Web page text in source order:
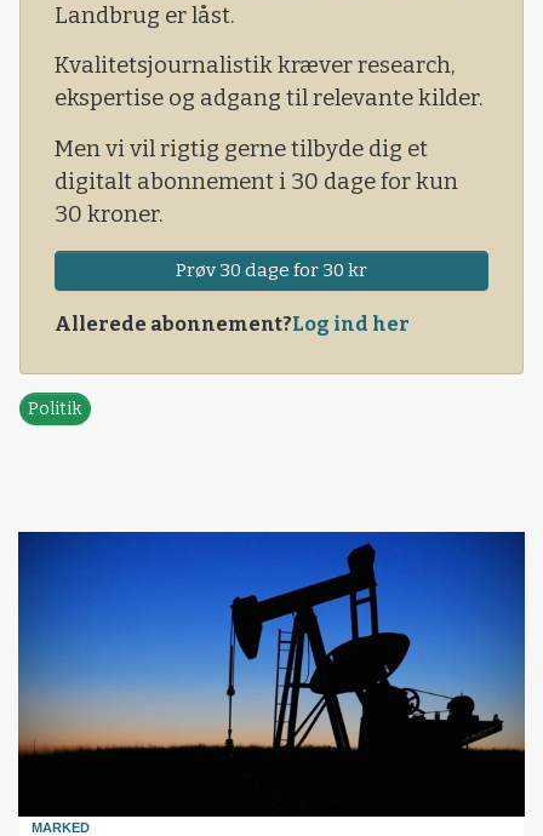
Landbrug er låst.
Kvalitetsjournalistik kræver research,
ekspertise og adgang til relevante kilder.
Men vi vil rigtig gerne tilbyde dig et
digitalt abonnement i 30 dage for kun
30 kroner.
Prøv 30 dage for 30 kr
Allerede abonnement?Log ind her
Politik
MARKED